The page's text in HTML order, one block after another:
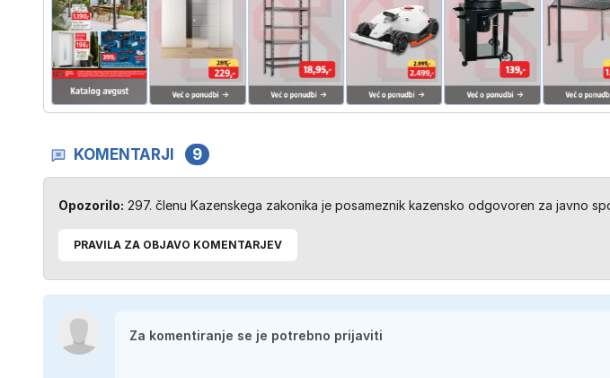
KOMENTARJI 9
Opozorilo: 297. členu Kazenskega zakonika je posameznik kazensko odgovoren za javno
PRAVILA ZA OBJAVO KOMENTARJEV